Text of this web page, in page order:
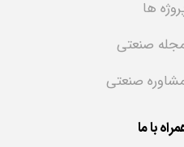
با ما
ها
صنعتی
صنعتی